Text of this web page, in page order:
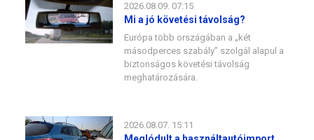
2026.08.09. 07:15
Mi a jó követési távolság?
Európa több országában a „két
másodperces szabály” szolgál alapul a
biztonságos követési távolság
meghatározására.
2026.08.07. 15:11